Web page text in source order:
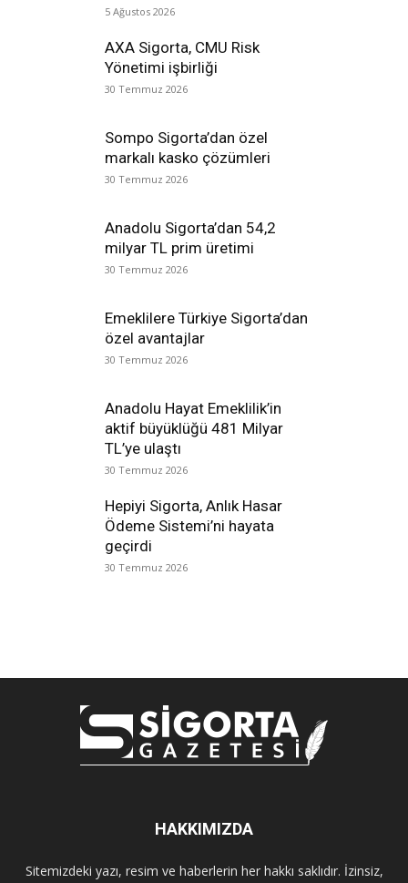
5 Ağustos 2026
AXA Sigorta, CMU Risk
Yönetimi işbirliği
30 Temmuz 2026
Sompo Sigorta’dan özel
markalı kasko çözümleri
30 Temmuz 2026
Anadolu Sigorta’dan 54,2
milyar TL prim üretimi
30 Temmuz 2026
Emeklilere Türkiye Sigorta’dan
özel avantajlar
30 Temmuz 2026
Anadolu Hayat Emeklilik’in
aktif büyüklüğü 481 Milyar
TL’ye ulaştı
30 Temmuz 2026
Hepiyi Sigorta, Anlık Hasar
Ödeme Sistemi’ni hayata
geçirdi
30 Temmuz 2026
HAKKIMIZDA
Sitemizdeki yazı, resim ve haberlerin her hakkı saklıdır. İzinsiz,